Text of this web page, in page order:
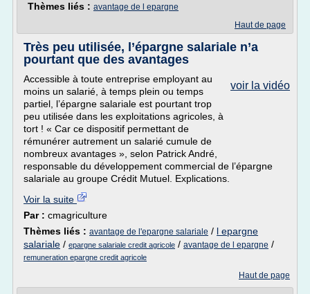
Thèmes liés : avantage de l epargne
Haut de page
Très peu utilisée, l’épargne salariale n’a
pourtant que des avantages
voir la vidéo
Accessible à toute entreprise employant au
moins un salarié, à temps plein ou temps
partiel, l’épargne salariale est pourtant trop
peu utilisée dans les exploitations agricoles, à
tort ! « Car ce dispositif permettant de
rémunérer autrement un salarié cumule de
nombreux avantages », selon Patrick André,
responsable du développement commercial de l’épargne
salariale au groupe Crédit Mutuel. Explications.
Voir la suite
Par : cmagriculture
Thèmes liés : avantage de l'epargne salariale / l epargne
salariale / epargne salariale credit agricole / avantage de l epargne /
remuneration epargne credit agricole
Haut de page